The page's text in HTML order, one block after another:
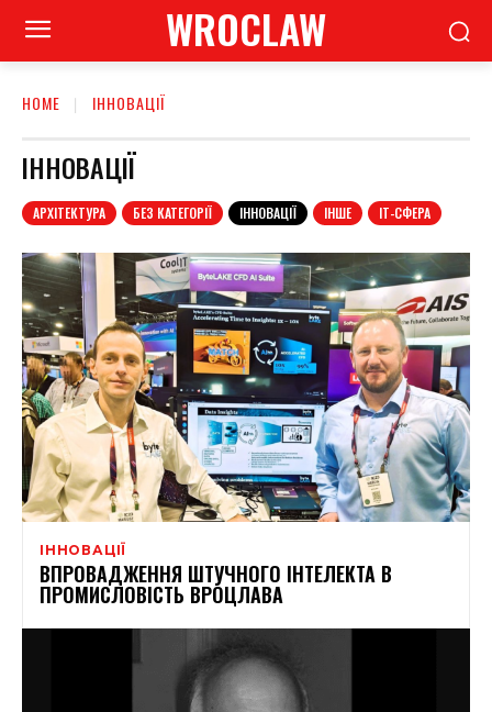
WROCLAW
HOME ІННОВАЦІЇ
ІННОВАЦІЇ
АРХІТЕКТУРА БЕЗ КАТЕГОРІЇ ІННОВАЦІЇ ІНШЕ ІТ-СФЕРА
ІННОВАЦІЇ
ВПРОВАДЖЕННЯ ШТУЧНОГО ІНТЕЛЕКТА В
ПРОМИСЛОВІСТЬ ВРОЦЛАВА